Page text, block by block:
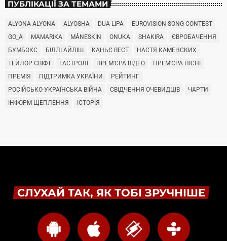
ПУБЛІКАЦІЇ ЗА ТЕМАМИ
ALYONA ALYONA ALYOSHA DUA LIPA
EUROVISION SONG CONTEST
GO_A
MAMARIKA MÅNESKIN ONUKA SHAKIRA
ЄВРОБАЧЕННЯ
БУМБОКС
БІЛЛІ АЙЛІШ КАНЬЄ ВЕСТ
НАСТЯ КАМЕНСКИХ
ТЕЙЛОР СВІФТ
ГАСТРОЛІ ПРЕМ'ЄРА ВІДЕО
ПРЕМ'ЄРА ПІСНІ
ПРЕМІЯ
ПІДТРИМКА УКРАЇНИ
РЕЙТИНГ
РОСІЙСЬКО-УКРАЇНСЬКА ВІЙНА
СВІДЧЕННЯ ОЧЕВИДЦІВ
ЧАРТИ
ІНФОРМ ЩЕПЛЕННЯ
ІСТОРІЯ
СЛУХАЙ ТАК, ЯК ТОБІ ЗРУЧНІШЕ